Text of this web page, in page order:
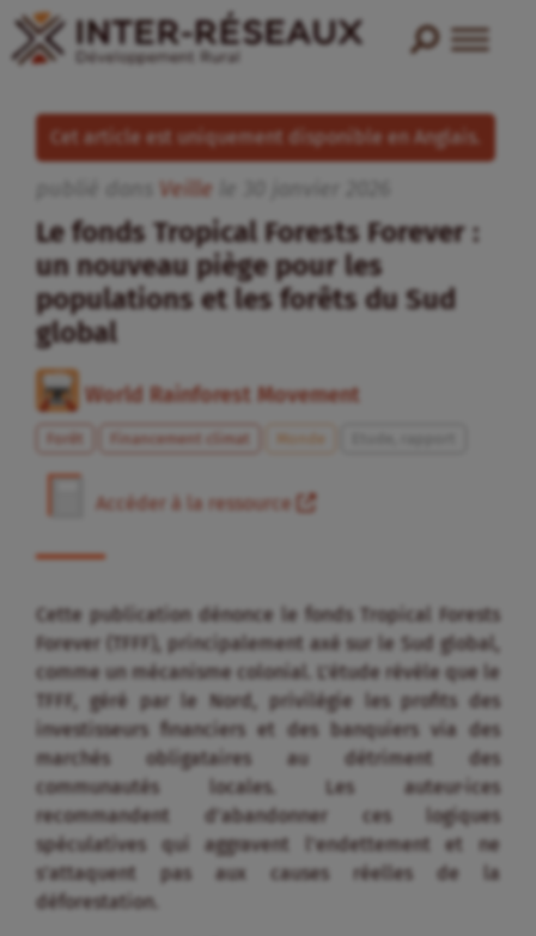
Cet article est uniquement disponible en Anglais.
Veille
Le fonds Tropical Forests Forever :
un nouveau piège pour les
populations et les forêts du Sud
global
World Rainforest Movement
Forêt Financement climat Monde
Accéder à la ressource
Cette publication dénonce le fonds Tropical Forests
Forever (TFFF), principalement axé sur le Sud global,
comme un mécanisme colonial
L’étude révèle que le
TFFF, géré par le Nord, privilégie les profits des
investisseurs financiers et des banquiers via des
marchés obligataires au détriment des
communautés locales.
Les auteur·ices
recommandent d’abandonner ces logiques
spéculatives qui aggravent l’endettement et ne
s’attaquent pas aux causes réelles de la
déforestation.